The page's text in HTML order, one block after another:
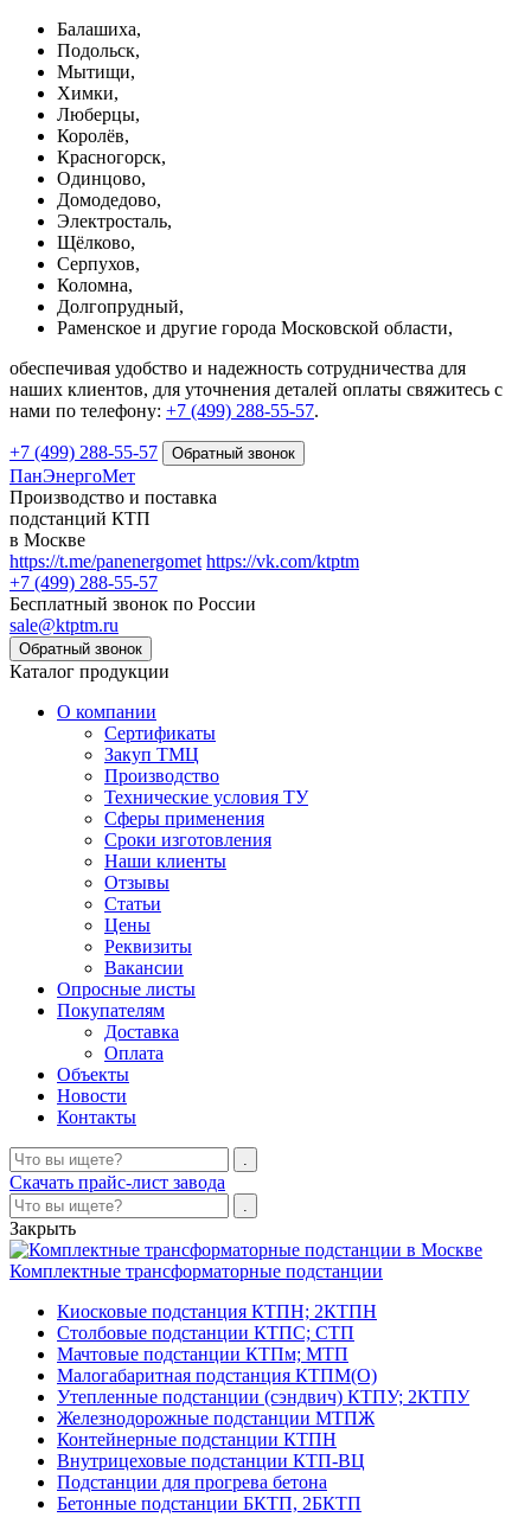
Балашиха,
Подольск,
Мытищи,
Химки,
Люберцы,
Королёв,
Красногорск,
Одинцово,
Домодедово,
Электросталь,
Щёлково,
Серпухов,
Коломна,
Долгопрудный,
Раменское и другие города Московской области,
обеспечивая удобство и надежность сотрудничества для
наших клиентов, для уточнения деталей оплаты свяжитесь с
нами по телефону: +7 (499) 288-55-57.
+7 (499) 288-55-57
ПанЭнергоМет
Производство и поставка
подстанций КТП
в Москве
https://t.me/panenergomet https://vk.com/ktptm
+7 (499) 288-55-57
Бесплатный звонок по России
sale@ktptm.ru
Каталог продукции
О компании
Сертификаты
Закуп ТМЦ
Производство
Технические условия ТУ
Сферы применения
Сроки изготовления
Наши клиенты
Отзывы
Статьи
Цены
Реквизиты
Вакансии
Опросные листы
Покупателям
Доставка
Оплата
Объекты
Новости
Контакты
Скачать прайс-лист завода
Закрыть
Комплектные трансформаторные подстанции
Киосковые подстанция КТПН; 2КТПН
Столбовые подстанции КТПС; СТП
Мачтовые подстанции КТПм; МТП
Малогабаритная подстанция КТПМ(О)
Утепленные подстанции (сэндвич) КТПУ; 2КТПУ
Железнодорожные подстанции МТПЖ
Контейнерные подстанции КТПН
Внутрицеховые подстанции КТП-ВЦ
Подстанции для прогрева бетона
Бетонные подстанции БКТП, 2БКТП